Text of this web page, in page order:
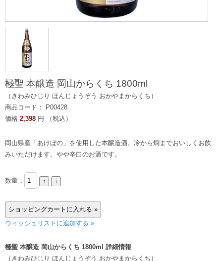
極聖 本醸造 岡山からくち 1800ml
（きわみひじり ほんじょうぞう おかやまからくち）
商品コード： P00428
価格 2,398 円 （税込）
岡山県産「あけぼの」を使用した本醸造酒。冷から燗までおいしくお飲
みいただけます。やや辛口のお酒です。
数量：
ウィッシュリストに追加する »
極聖 本醸造 岡山からくち 1800ml 詳細情報
（きわみひじり ほんじょうぞう おかやまからくち）